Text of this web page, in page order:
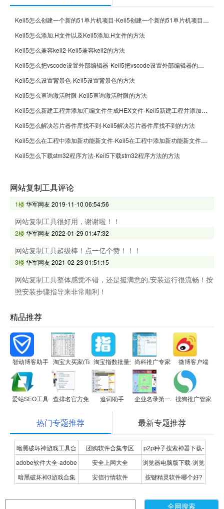
Keil5怎么创建一个新的51单片机项目-Keil5创建一个新的51单片机项目的方法
Keil5怎么添加.H文件以及Keil5添加.H文件的方法
Keil5怎么兼容keil2-Keil5兼容keil2的方法
Keil5怎么把vscode设置外部编辑器-Keil5把vscode设置外部编辑器的方法
Keil5怎么设置背景色-Keil5设置背景色的方法
Keil5怎么查询激活时限-Keil5查询激活时限的方法
Keil5怎么新建工程并添加汇编文件生成HEX文件-Keil5新建工程并添加汇编文件生成HEX文件的方法
Keil5怎么解决芯片器件库找不到-Keil5解决芯片器件库找不到的方法
Keil5怎么在工程中添加新功能新文件-Keil5在工程中添加新功能新文件的方法
Keil5怎么下载stm32程序方法-Keil5下载stm32程序方法的方法
网站复制工具评论
1楼华军网友2019-11-10 06:54:56
网站复制工具很好用，谢谢啦！！
2楼华军网友2022-01-29 01:47:32
网站复制工具超级棒！点一亿个赞！！！
3楼华军网友2021-02-23 01:51:15
网站复制工具整体感觉不错，还是挺满意的,安装运行很流畅！按
照安装步骤指导来非常顺利！
精品推荐
智动博客助手 淘宝大买家(TaoBaoBuyer)淘宝指数批量查询工具(趋势版)
尚科推广专家软件微博客户端
爱站SEO工具包查排名官方免费版追词助手 企业名录第一名录搜索软件-信息
搜狗推广管家
热门专题推荐 最新专题推荐
暗黑破坏神游戏工具合
集
团购软件合集专区
p2p种子搜索神器下载-
P2P种子搜索神器专题
adobe软件大全-adobe
全系列软件下载-adobe
安全上网大全
浏览器电脑版下载-浏览
器下载合集
暗黑破坏神3游戏合集 安信行情软件
按键精灵软件哪个好?